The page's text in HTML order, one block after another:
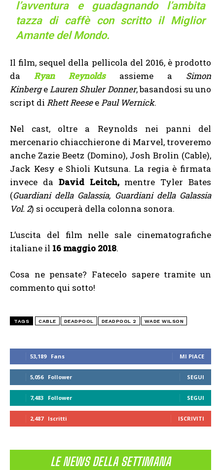
53,189 Fans MI PIACE
5,056 Follower SEGUI
7,483 Follower SEGUI
2,487 Iscritti ISCRIVITI
LE NEWS DELLA SETTIMANA
l’avventura e guadagnando l’ambita
tazza di caffè con scritto il Miglior
Amante del Mondo.
Il film, sequel della pellicola del 2016, è prodotto
da Ryan Reynoldsassieme a Simon
KinbergeLauren Shuler Donner, basandosi su uno
script di Rhett ReeseePaul Wernick.
Nel cast, oltre a Reynolds nei panni del
mercenario chiacchierone di Marvel, troveremo
anche Zazie Beetz (Domino), Josh Brolin (Cable),
Jack Kesy e Shioli Kutsuna. La regia è firmata
invece da David Leitch, mentre Tyler Bates
(Guardiani della Galassia, Guardiani della Galassia
Vol. 2) si occuperà della colonna sonora.
L’uscita del film nelle sale cinematografiche
italiane il 16 maggio 2018.
Cosa ne pensate? Fatecelo sapere tramite un
commento qui sotto!
TAGS CABLE DEADPOOL DEADPOOL 2 WADE WILSON